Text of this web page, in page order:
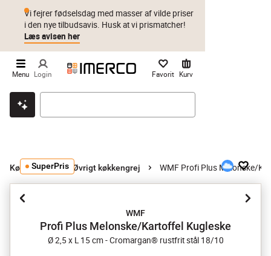
Klik & hent Byt i 1 år Prismatch
Vi fejrer fødselsdag med masser af vilde priser
i den nye tilbudsavis. Husk at vi prismatcher!
Læs avisen her
Menu Login Favorit Kurv
Køkkengrej Øvrigt køkkengrej WMF Profi Plus Melonske/
SuperPris
WMF
Profi Plus Melonske/Kartoffel Kugleske
Ø 2,5 x L 15 cm - Cromargan® rustfrit stål 18/10